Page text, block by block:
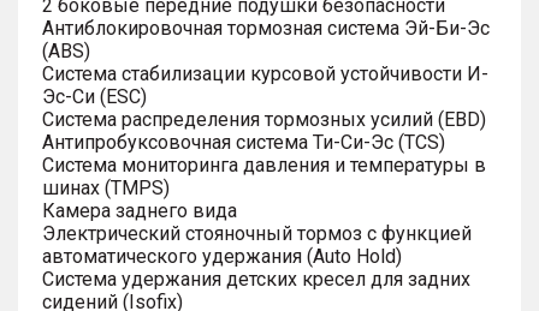
2 боковые передние подушки безопасности
Антиблокировочная тормозная система Эй-Би-Эс
(ABS)
Система стабилизации курсовой устойчивости И-
Эс-Си (ESC)
Система распределения тормозных усилий (EBD)
Антипробуксовочная система Ти-Си-Эс (TCS)
Система мониторинга давления и температуры в
шинах (TMPS)
Камера заднего вида
Электрический стояночный тормоз с функцией
автоматического удержания (Auto Hold)
Система удержания детских кресел для задних
сидений (Isofix)